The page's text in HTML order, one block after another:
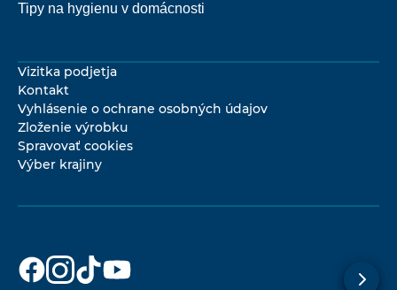
Tipy na hygienu v domácnosti
Vizitka podjetja
Kontakt
Vyhlásenie o ochrane osobných údajov
Zloženie výrobku
Spravovať cookies
Výber krajiny
Dr. Beckmann
na
Dr. Beckmann
na
Dr. Beckmann
na